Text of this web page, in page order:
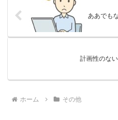
ああでも
計画性のな
ホーム その他